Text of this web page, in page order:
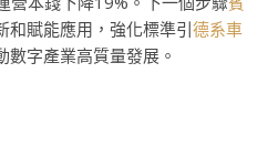
和賦能應用，強化標準引德系車
字產業高質量發展。